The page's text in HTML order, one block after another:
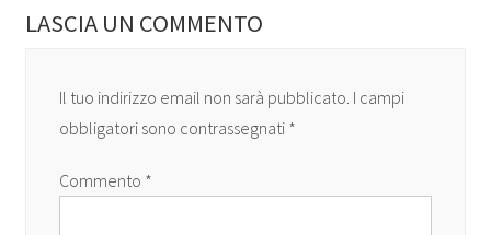
LASCIA UN COMMENTO
Il tuo indirizzo email non sarà pubblicato. I campi
obbligatori sono contrassegnati *
Commento *